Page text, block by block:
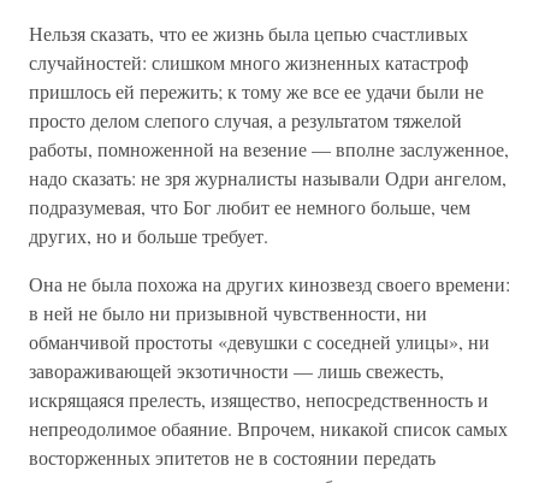
Нельзя сказать, что ее жизнь была цепью счастливых
случайностей: слишком много жизненных катастроф
пришлось ей пережить; к тому же все ее удачи были не
просто делом слепого случая, а результатом тяжелой
работы, помноженной на везение — вполне заслуженное,
надо сказать: не зря журналисты называли Одри ангелом,
подразумевая, что Бог любит ее немного больше, чем
других, но и больше требует.
Она не была похожа на других кинозвезд своего времени:
в ней не было ни призывной чувственности, ни
обманчивой простоты «девушки с соседней улицы», ни
завораживающей экзотичности — лишь свежесть,
искрящаяся прелесть, изящество, непосредственность и
непреодолимое обаяние. Впрочем, никакой список самых
восторженных эпитетов не в состоянии передать